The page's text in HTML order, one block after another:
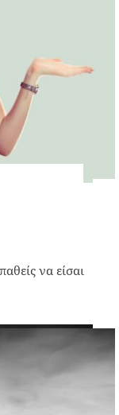
να είσαι